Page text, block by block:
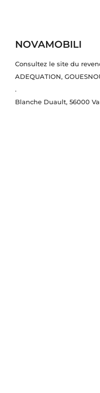
NOVAMOBILI
Consultez le site du
ADEQUATION,
.
Blanche Duault, 56000